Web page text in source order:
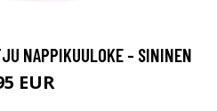
NAPPIKUULOKE - SININEN
EUR